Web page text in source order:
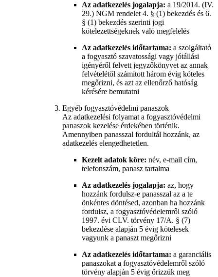
Az adatkezelés jogalapja: a 19/2014. (IV.
29.) NGM rendelet 4. § (1) bekezdés és 6.
§ (1) bekezdés szerinti jogi
kötelezettségeknek való megfelelés
Az adatkezelés időtartama: a szolgáltató
a fogyasztó szavatossági vagy jótállási
igényéről felvett jegyzőkönyvet az annak
felvételétől számított három évig köteles
megőrizni, és azt az ellenőrző hatóság
kérésére bemutatni
Egyéb fogyasztóvédelmi panaszok
Az adatkezelési folyamat a fogyasztóvédelmi
panaszok kezelése érdekében történik.
Amennyiben panasszal fordultál hozzánk, az
adatkezelés elengedhetetlen.
Kezelt adatok köre: név, e-mail cím,
telefonszám, panasz tartalma
Az adatkezelés jogalapja: az, hogy
hozzánk fordulsz-e panasszal az a te
önkéntes döntésed, azonban ha hozzánk
fordulsz, a fogyasztóvédelemről szóló
1997. évi CLV. törvény 17/A. § (7)
bekezdése alapján 5 évig kötelesek
vagyunk a panaszt megőrizni
Az adatkezelés időtartama: a garanciális
panaszokat a fogyasztóvédelemről szóló
törvény alapján 5 évig őrizzük meg